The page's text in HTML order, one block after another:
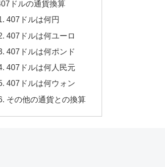
ドルの通貨換算
407ドルは何円
407ドルは何ユーロ
407ドルは何ポンド
407ドルは何人民元
407ドルは何ウォン
その他の通貨との換算